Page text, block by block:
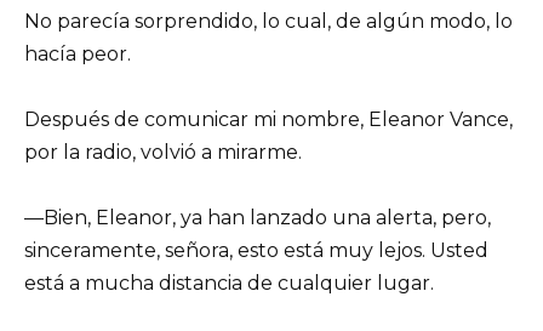
No parecía sorprendido, lo cual, de algún modo, lo
hacía peor.
Después de comunicar mi nombre, Eleanor Vance,
por la radio, volvió a mirarme.
—Bien, Eleanor, ya han lanzado una alerta, pero,
sinceramente, señora, esto está muy lejos. Usted
está a mucha distancia de cualquier lugar.